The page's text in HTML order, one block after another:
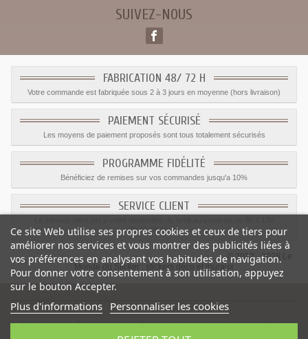
SUIVEZ-NOUS
FABRICATION 48/ 72 H
Votre commande est fabriquée sous 2 à 3 jours en moyenne (hors livraison)
PAIEMENT SÉCURISÉ
Les moyens de paiement proposés sont tous totalement sécurisés
PROGRAMME FIDÉLITÉ
Bénéficiez de remises sur vos commandes jusqu'a 10%
SERVICE CLIENT
09.82.28.47.69.
© 2012 - 2026 Le
Monde du Sticker :
stickers déco et muraux
Sticker bebe Fleur sourire-Catégorie:Stickers Insectes-Prix:
Ce site Web utilise ses propres cookies et ceux de tiers pour
améliorer nos services et vous montrer des publicités liées à
vos préférences en analysant vos habitudes de navigation.
Pour donner votre consentement à son utilisation, appuyez
sur le bouton Accepter.
Plus d'informations Personnaliser les cookies